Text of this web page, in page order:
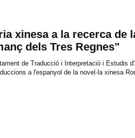
xinesa a la recerca de
dels Tres Regnes"
de Traducció i Interpretació i Estudis
a l'espanyol de la novel·la xinesa